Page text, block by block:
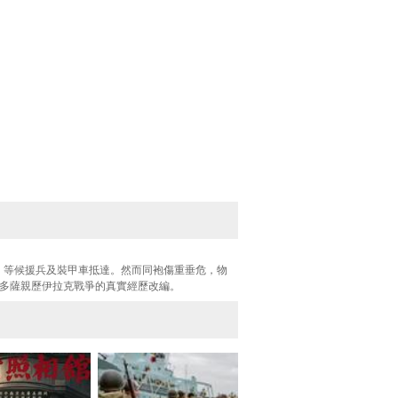
候援兵及裝甲車抵達。然而同袍傷重垂危，物
親歷伊拉克戰爭的真實經歷改編。